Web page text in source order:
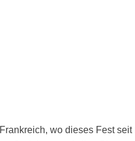
wo dieses Fest seit